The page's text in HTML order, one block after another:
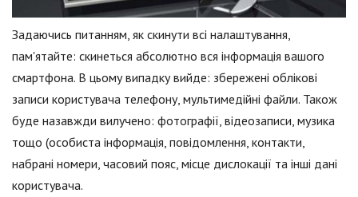
Задаючись питанням, як скинути всі налаштування,
пам'ятайте: скинеться абсолютно вся інформація вашого
смартфона. В цьому випадку вийде: збережені облікові
записи користувача телефону, мультимедійні файли. Також
буде назавжди вилучено: фотографії, відеозаписи, музика
тощо (особиста інформація, повідомлення, контакти,
набрані номери, часовий пояс, місце дислокації та інші дані
користувача.